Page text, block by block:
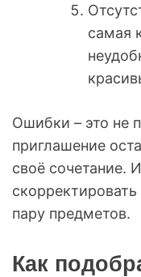
самая
Ошибки – это не
приглашение
своё сочетание.
скорректировать
пару предметов.
Как